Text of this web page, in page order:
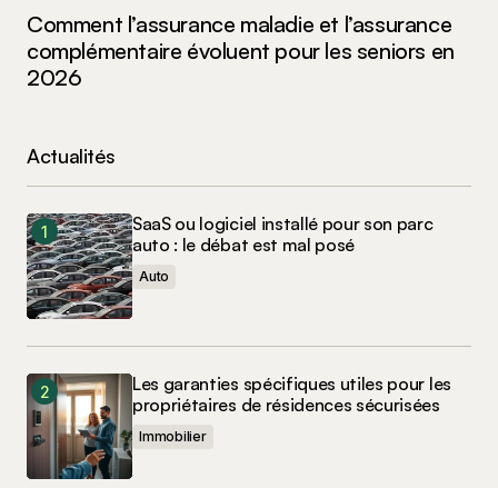
Comment l’assurance maladie et l’assurance
complémentaire évoluent pour les seniors en
2026
Actualités
SaaS ou logiciel installé pour son parc
auto : le débat est mal posé
Auto
Les garanties spécifiques utiles pour les
propriétaires de résidences sécurisées
Immobilier